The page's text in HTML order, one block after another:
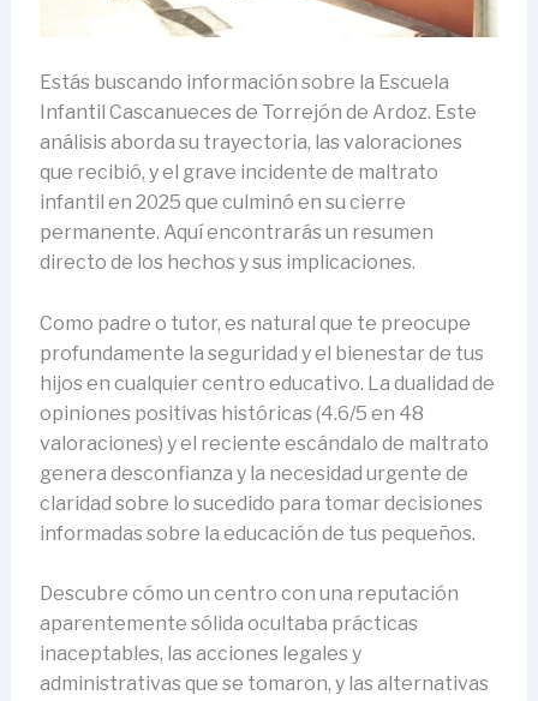
Estás buscando información sobre la Escuela
Infantil Cascanueces de Torrejón de Ardoz. Este
análisis aborda su trayectoria, las valoraciones
que recibió, y el grave incidente de maltrato
infantil en 2025 que culminó en su cierre
permanente. Aquí encontrarás un resumen
directo de los hechos y sus implicaciones.
Como padre o tutor, es natural que te preocupe
profundamente la seguridad y el bienestar de tus
hijos en cualquier centro educativo. La dualidad de
opiniones positivas históricas (4.6/5 en 48
valoraciones) y el reciente escándalo de maltrato
genera desconfianza y la necesidad urgente de
claridad sobre lo sucedido para tomar decisiones
informadas sobre la educación de tus pequeños.
Descubre cómo un centro con una reputación
aparentemente sólida ocultaba prácticas
inaceptables, las acciones legales y
administrativas que se tomaron, y las alternativas